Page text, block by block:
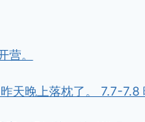
。
天晚上落枕了。 7.7-